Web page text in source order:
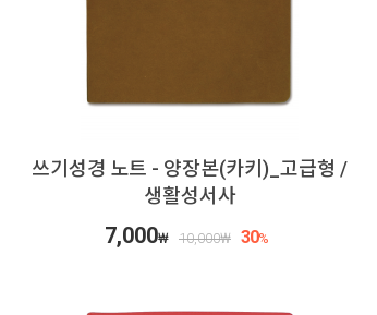
쓰기성경 노트 - 양장본(카키)_고급형 /
생활성서사
7,000₩ 10,000₩ 30%